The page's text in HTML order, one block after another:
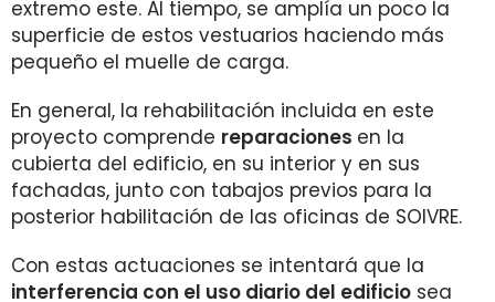
extremo este. Al tiempo, se amplía un poco la
superficie de estos vestuarios haciendo más
pequeño el muelle de carga.
En general, la rehabilitación incluida en este
proyecto comprende reparaciones en la
cubierta del edificio, en su interior y en sus
fachadas, junto con tabajos previos para la
posterior habilitación de las oficinas de SOIVRE.
Con estas actuaciones se intentará que la
interferencia con el uso diario del edificio sea